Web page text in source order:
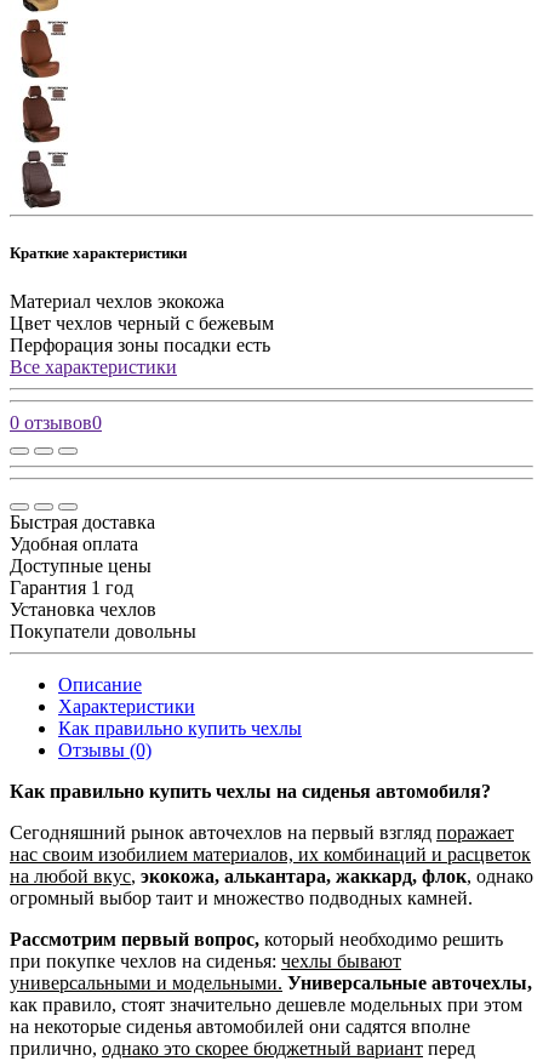
Краткие характеристики
Материал чехлов экокожа
Цвет чехлов черный с бежевым
Перфорация зоны посадки есть
Все характеристики
0 отзывов0
Быстрая доставка
Удобная оплата
Доступные цены
Гарантия 1 год
Установка чехлов
Покупатели довольны
Описание
Характеристики
Как правильно купить чехлы
Отзывы (0)
Как правильно купить чехлы на сиденья автомобиля?
Сегодняшний рынок авточехлов на первый взгляд поражает
нас своим изобилием материалов, их комбинаций и расцветок
на любой вкус, экокожа, алькантара, жаккард, флок, однако
огромный выбор таит и множество подводных камней.
Рассмотрим первый вопрос, который необходимо решить
при покупке чехлов на сиденья: чехлы бывают
универсальными и модельными. Универсальные авточехлы,
как правило, стоят значительно дешевле модельных при этом
на некоторые сиденья автомобилей они садятся вполне
прилично, однако это скорее бюджетный вариант перед